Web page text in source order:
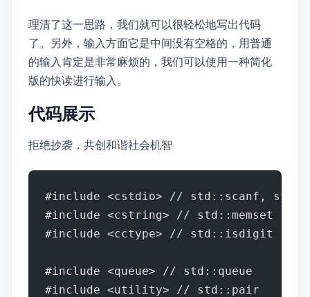
理清了这一思路，我们就可以很轻松地写出代码
了。另外，输入方面它是中间没有空格的，用普通
的scanf输入肯定是非常麻烦的，我们可以使用一种简化
版的快读进行输入。
代码展示
拒绝抄袭，共创和谐社会[机智]
#include <cstdio> // std::scanf,
#include <cstring> // std::memset
#include <cctype> // std::isdigit
#include <queue> // std::queue
#include <utility> // std::pair